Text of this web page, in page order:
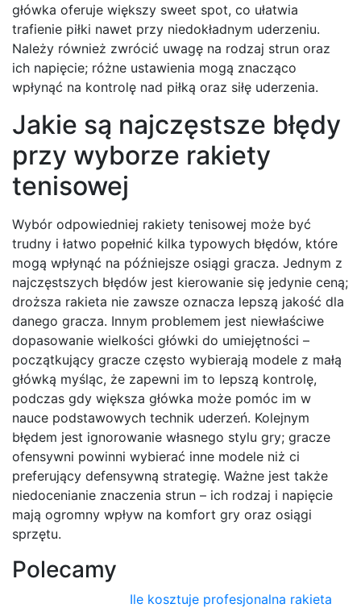
główka oferuje większy sweet spot, co ułatwia
trafienie piłki nawet przy niedokładnym uderzeniu.
Należy również zwrócić uwagę na rodzaj strun oraz
ich napięcie; różne ustawienia mogą znacząco
wpłynąć na kontrolę nad piłką oraz siłę uderzenia.
Jakie są najczęstsze błędy
przy wyborze rakiety
tenisowej
Wybór odpowiedniej rakiety tenisowej może być
trudny i łatwo popełnić kilka typowych błędów, które
mogą wpłynąć na późniejsze osiągi gracza. Jednym z
najczęstszych błędów jest kierowanie się jedynie ceną;
droższa rakieta nie zawsze oznacza lepszą jakość dla
danego gracza. Innym problemem jest niewłaściwe
dopasowanie wielkości główki do umiejętności –
początkujący gracze często wybierają modele z małą
główką myśląc, że zapewni im to lepszą kontrolę,
podczas gdy większa główka może pomóc im w
nauce podstawowych technik uderzeń. Kolejnym
błędem jest ignorowanie własnego stylu gry; gracze
ofensywni powinni wybierać inne modele niż ci
preferujący defensywną strategię. Ważne jest także
niedocenianie znaczenia strun – ich rodzaj i napięcie
mają ogromny wpływ na komfort gry oraz osiągi
sprzętu.
Polecamy
Ile kosztuje profesjonalna rakieta